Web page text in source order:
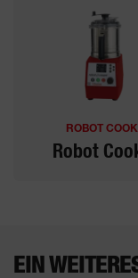
ROBOT COOK
Robot
EIN